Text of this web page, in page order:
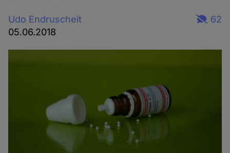
Udo Endruscheit
05.06.2018
62